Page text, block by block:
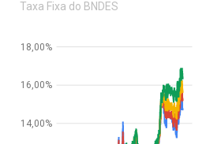
Taxa Fixa do BNDES
14,00%
16,00%
18,00%